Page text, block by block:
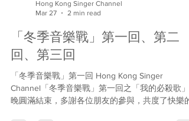
Hong Kong Singer Channel
Mar 27
2 min read
「冬季音樂戰」第一回、第二
回、第三回